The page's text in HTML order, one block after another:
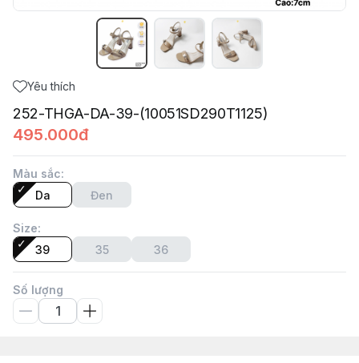
Yêu thích
252-THGA-DA-39-(10051SD290T1125)
495.000đ
Màu sắc:
Da
Đen
Size:
39
35 36
Số lượng